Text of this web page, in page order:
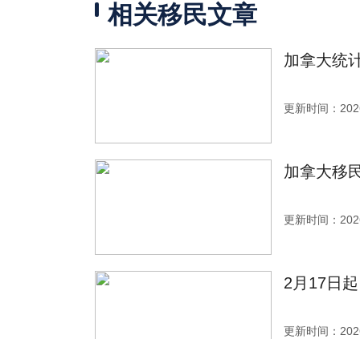
相关移民文章
加拿大统
更新时间：
加拿大移
更新时间：
2月17日
更新时间：